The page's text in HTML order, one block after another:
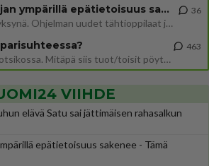
Uuden TTK-juontajan ympärillä epätietoisuus sakenee - Nyt MTV hämmentää soppaa
TTK tulee taas tänä syksynä. Ohjelman uudet tähtioppilaat julkistetaan torstaina 6. elokuuta klo 14 alkavassa lehdistö
36
Siinäpä se kysymys on otsikossa. Mitäpä siis tuot/toisit pöytään parisuhteessa? Oletko mies vai nainen? Koetko sen mitä
463
VIIHDE
elävä Satu sai jättimäisen rahasalkun
epätietoisuus sakenee - Tämä